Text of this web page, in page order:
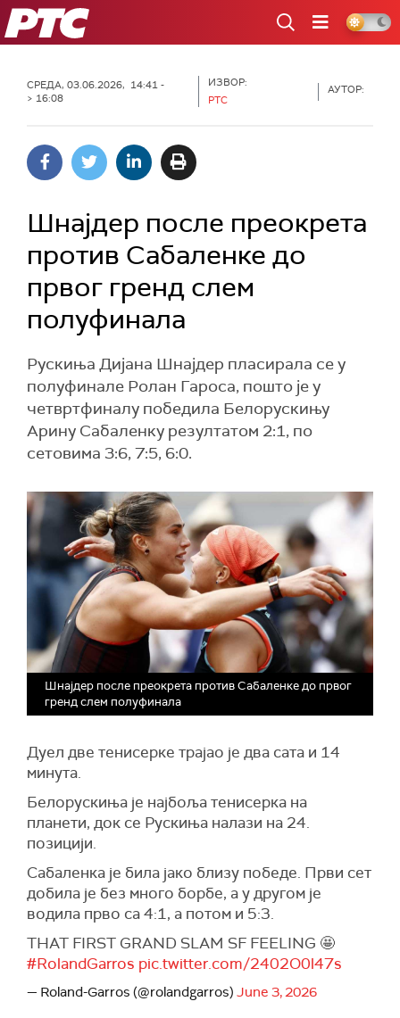
РТС
СРЕДА, 03.06.2026, 14:41 -
> 16:08
ИЗВОР:
РТС
АУТОР:
Шнајдер после преокрета
против Сабаленке до
првог гренд слем
полуфинала
Рускиња Дијана Шнајдер пласирала се у
полуфинале Ролан Гароса, пошто је у
четвртфиналу победила Белорускињу
Арину Сабаленку резултатом 2:1, по
сетовима 3:6, 7:5, 6:0.
Шнајдер после преокрета против Сабаленке до првог
гренд слем полуфинала
Дуел две тенисерке трајао је два сата и 14
минута.
Белорускиња је најбоља тенисерка на
планети, док се Рускиња налази на 24.
позицији.
Сабаленка је била јако близу победе. Први сет
добила је без много борбе, а у другом је
водила прво са 4:1, а потом и 5:3.
THAT FIRST GRAND SLAM SF FEELING 🤩
#RolandGarros pic.twitter.com/2402O0l47s
— Roland-Garros (@rolandgarros) June 3, 2026